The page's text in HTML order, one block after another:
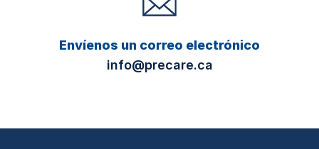
Envíenos un correo electrónico
info@precare.ca